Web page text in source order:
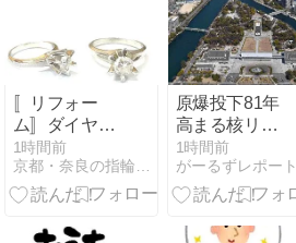
〚リフォー
ム〛ダイヤリ
ング２本をペ
ンダントに！
1時間前
京都・奈良の指輪屋さん/じゅえりー工房Ｋ
原爆投下81年
高まる核リス
ク 被爆者減る
中、広島から
平和訴え
1時間前
がーるずレポート